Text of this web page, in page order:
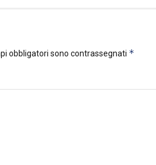
obbligatori sono contrassegnati *